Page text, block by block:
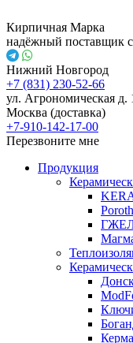
Кирпичная Марка
надёжный поставщик
Нижний Новгород
+7 (831) 230-52-66
ул. Агрономическая д.
Москва (доставка)
+7-910-142-17-00
Перезвоните мне
Продукция
Керма